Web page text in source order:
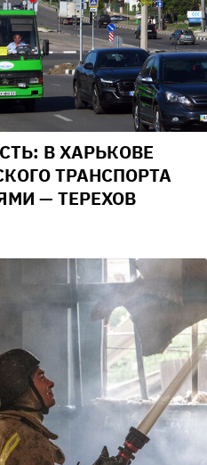
В ХАРЬКОВЕ
ТРАНСПОРТА
— ТЕРЕХОВ